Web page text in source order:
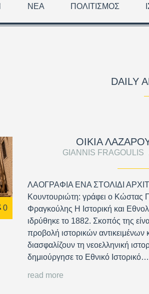
ΝΈΑ ΠΟΛΙΤΙΣΜΌΣ
DAILY
0
ΟΙΚΙΑ
GIANNIS FRAGOULIS
ΛΑΟΓΡΑΦΙΑ ΕΝΑ ΣΤΟΛΙΔΙ
Κουντουριώτη: γράφει ο Κώστας
Φραγκούλης Η Ιστορική και
ιδρύθηκε το 1882. Σκοπός της
προβολή ιστορικών
διασφαλίζουν τη νεοελληνική
δημιούργησε το Εθνικό Ιστορικό…
read more